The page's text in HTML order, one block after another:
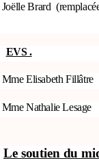
Joëlle Brard
EVS .
Mme Elisabeth Fillâtre
Mme Nathalie Lesage
Le soutien du